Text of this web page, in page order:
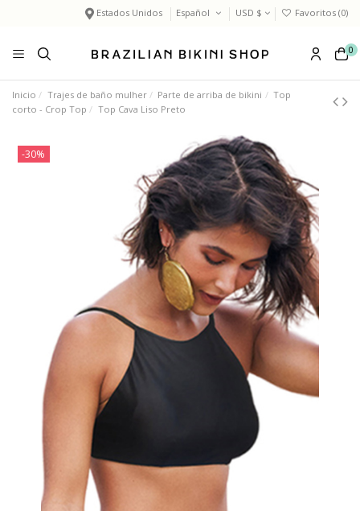
Estados Unidos Español USD $ Favoritos (0)
0
Inicio Trajes de baño mulher Parte de arriba de bikini
Top
corto - Crop Top
Top Cava Liso Preto
-30%